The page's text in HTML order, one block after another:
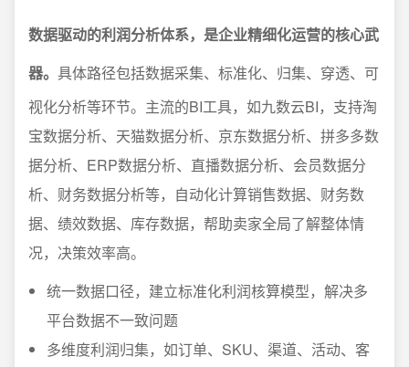
数据驱动的利润分析体系，是企业精细化运营的核心武
器。 具体路径包括数据采集、标准化、归集、穿透、可
视化分析等环节。主流的BI工具，如九数云BI，支持淘
宝数据分析、天猫数据分析、京东数据分析、拼多多数
据分析、ERP数据分析、直播数据分析、会员数据分
析、财务数据分析等，自动化计算销售数据、财务数
据、绩效数据、库存数据，帮助卖家全局了解整体情
况，决策效率高。
统一数据口径，建立标准化利润核算模型，解决多
平台数据不一致问题
多维度利润归集，如订单、SKU、渠道、活动、客